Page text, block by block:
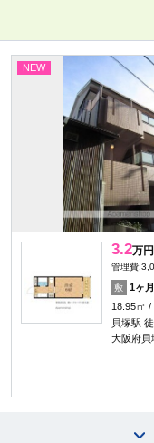
NEW
3.2万円
管理費
敷
1ヶ月
18.95㎡
貝塚駅
大阪府貝